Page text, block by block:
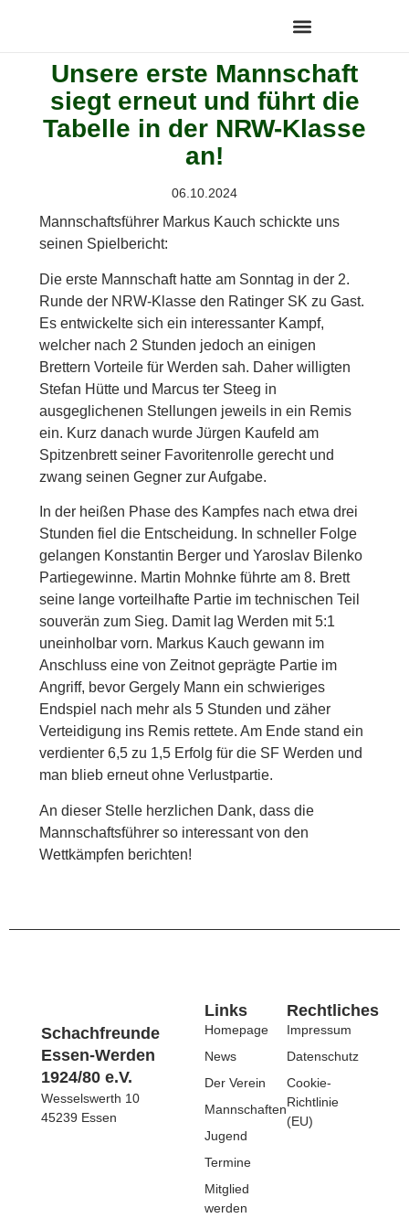
Unsere erste Mannschaft
siegt erneut und führt die
Tabelle in der NRW-Klasse
an!
06.10.2024
Mannschaftsführer Markus Kauch schickte uns
seinen Spielbericht:
Die erste Mannschaft hatte am Sonntag in der 2.
Runde der NRW-Klasse den Ratinger SK zu Gast.
Es entwickelte sich ein interessanter Kampf,
welcher nach 2 Stunden jedoch an einigen
Brettern Vorteile für Werden sah. Daher willigten
Stefan Hütte und Marcus ter Steeg in
ausgeglichenen Stellungen jeweils in ein Remis
ein. Kurz danach wurde Jürgen Kaufeld am
Spitzenbrett seiner Favoritenrolle gerecht und
zwang seinen Gegner zur Aufgabe.
In der heißen Phase des Kampfes nach etwa drei
Stunden fiel die Entscheidung. In schneller Folge
gelangen Konstantin Berger und Yaroslav Bilenko
Partiegewinne. Martin Mohnke führte am 8. Brett
seine lange vorteilhafte Partie im technischen Teil
souverän zum Sieg. Damit lag Werden mit 5:1
uneinholbar vorn. Markus Kauch gewann im
Anschluss eine von Zeitnot geprägte Partie im
Angriff, bevor Gergely Mann ein schwieriges
Endspiel nach mehr als 5 Stunden und zäher
Verteidigung ins Remis rettete. Am Ende stand ein
verdienter 6,5 zu 1,5 Erfolg für die SF Werden und
man blieb erneut ohne Verlustpartie.
An dieser Stelle herzlichen Dank, dass die
Mannschaftsführer so interessant von den
Wettkämpfen berichten!
Schachfreunde
Essen-Werden
1924/80 e.V.
Wesselswerth 10
45239 Essen
Links
Homepage
News
Der Verein
Mannschaften
Jugend
Termine
Mitglied
werden
Rechtliches
Impressum
Datenschutz
Cookie-
Richtlinie
(EU)